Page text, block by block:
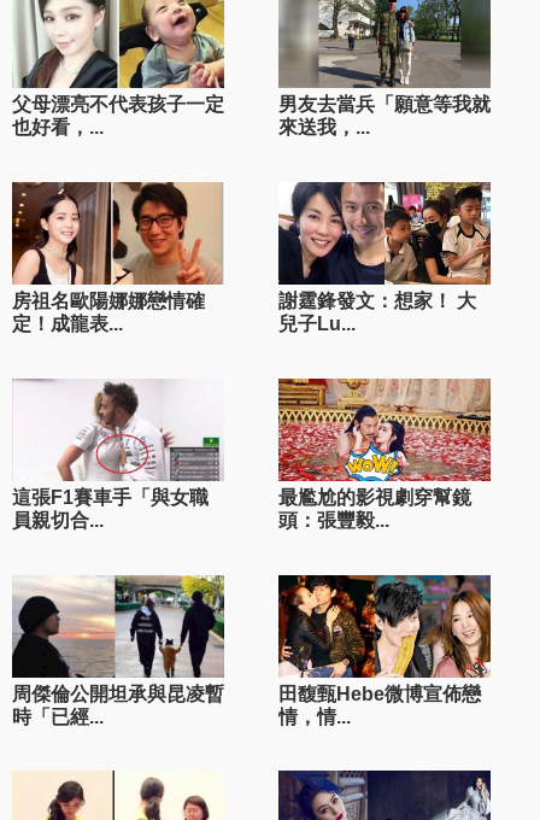
父母漂亮不代表孩子一定
也好看，...
男友去當兵「願意等我就
來送我，...
房祖名歐陽娜娜戀情確
定！成龍表...
謝霆鋒發文：想家！ 大
兒子Lu...
這張F1賽車手「與女職
員親切合...
最尷尬的影視劇穿幫鏡
頭：張豐毅...
周傑倫公開坦承與昆凌暫
時「已經...
田馥甄Hebe微博宣佈戀
情，情...